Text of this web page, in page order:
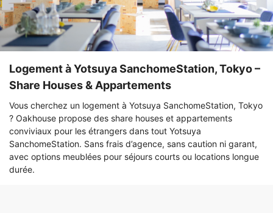
Logement à Yotsuya SanchomeStation, Tokyo –
Share Houses & Appartements
Vous cherchez un logement à Yotsuya SanchomeStation, Tokyo
? Oakhouse propose des share houses et appartements
conviviaux pour les étrangers dans tout Yotsuya
SanchomeStation. Sans frais d’agence, sans caution ni garant,
avec options meublées pour séjours courts ou locations longue
durée.